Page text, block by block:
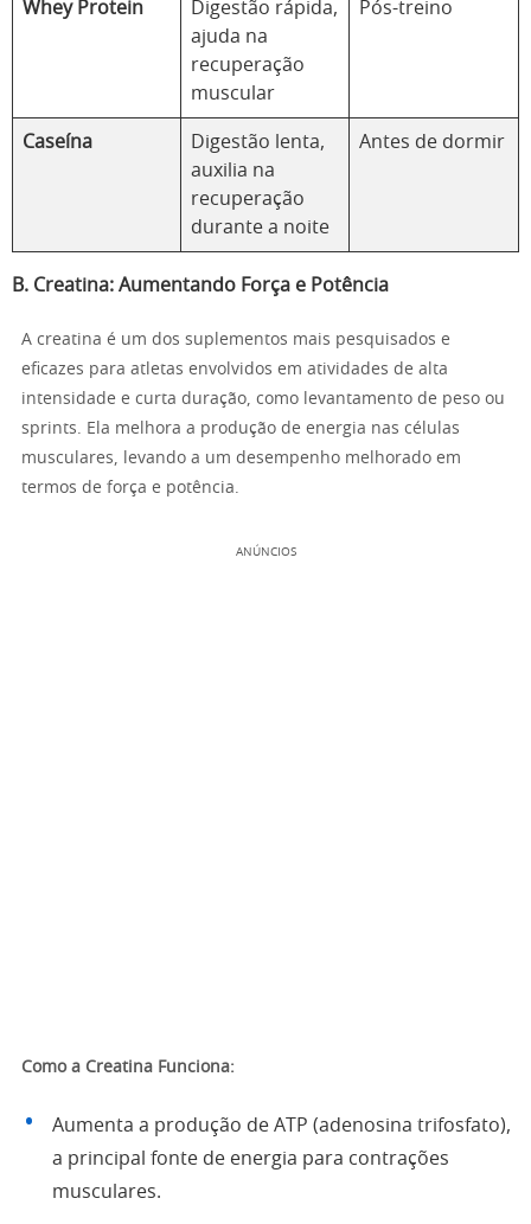
Whey Protein
Digestão rápida,
ajuda na
recuperação
muscular
Pós-treino
Caseína
Digestão lenta,
auxilia na
recuperação
durante a noite
Antes de dormir
B. Creatina: Aumentando Força e Potência
A creatina é um dos suplementos mais pesquisados e
eficazes para atletas envolvidos em atividades de alta
intensidade e curta duração, como levantamento de peso ou
sprints. Ela melhora a produção de energia nas células
musculares, levando a um desempenho melhorado em
termos de força e potência.
ANÚNCIOS
Como a Creatina Funciona:
Aumenta a produção de ATP (adenosina trifosfato),
a principal fonte de energia para contrações
musculares.